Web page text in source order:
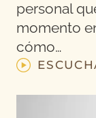
personal
momento
cómo…